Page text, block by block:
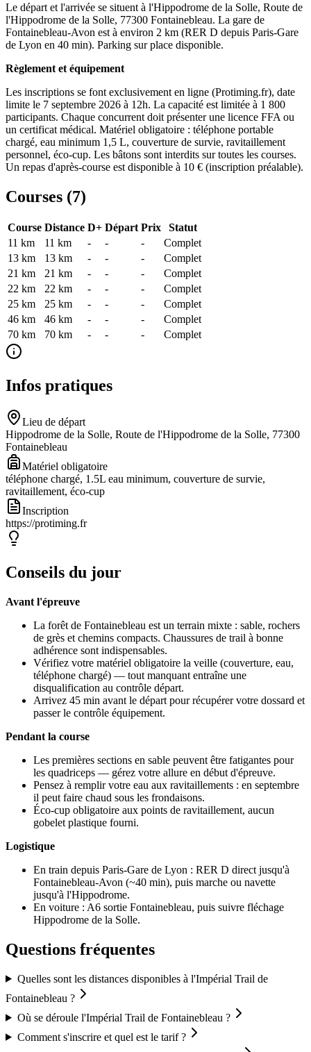
Le départ et l'arrivée se situent à l'Hippodrome de la Solle, Route de
l'Hippodrome de la Solle, 77300 Fontainebleau. La gare de
Fontainebleau-Avon est à environ 2 km (RER D depuis Paris-Gare
de Lyon en 40 min). Parking sur place disponible.
Règlement et équipement
Les inscriptions se font exclusivement en ligne (Protiming.fr), date
limite le 7 septembre 2026 à 12h. La capacité est limitée à 1 800
participants. Chaque concurrent doit présenter une licence FFA ou
un certificat médical. Matériel obligatoire : téléphone portable
chargé, eau minimum 1,5 L, couverture de survie, ravitaillement
personnel, éco-cup. Les bâtons sont interdits sur toutes les courses.
Un repas d'après-course est disponible à 10 € (inscription préalable).
Courses (7)
Course Distance D+ Départ Prix
Statut
11 km
11 km - - -
Complet
13 km
13 km - - -
Complet
21 km
21 km - - -
Complet
22 km
22 km - - -
Complet
25 km
25 km - - -
Complet
46 km
46 km - - -
Complet
70 km
70 km - - - Complet
Infos pratiques
Lieu de départ
Hippodrome de la Solle, Route de l'Hippodrome de la Solle, 77300
Fontainebleau
Matériel obligatoire
téléphone chargé, 1.5L eau minimum, couverture de survie,
ravitaillement, éco-cup
Inscription
https://protiming.fr
Conseils du jour
Avant l'épreuve
La forêt de Fontainebleau est un terrain mixte : sable, rochers
de grès et chemins compacts. Chaussures de trail à bonne
adhérence sont indispensables.
Vérifiez votre matériel obligatoire la veille (couverture, eau,
téléphone chargé) — tout manquant entraîne une
disqualification au contrôle départ.
Arrivez 45 min avant le départ pour récupérer votre dossard et
passer le contrôle équipement.
Pendant la course
Les premières sections en sable peuvent être fatigantes pour
les quadriceps — gérez votre allure en début d'épreuve.
Pensez à remplir votre eau aux ravitaillements : en septembre
il peut faire chaud sous les frondaisons.
Éco-cup obligatoire aux points de ravitaillement, aucun
gobelet plastique fourni.
Logistique
En train depuis Paris-Gare de Lyon : RER D direct jusqu'à
Fontainebleau-Avon (~40 min), puis marche ou navette
jusqu'à l'Hippodrome.
En voiture : A6 sortie Fontainebleau, puis suivre fléchage
Hippodrome de la Solle.
Questions fréquentes
Quelles sont les distances disponibles à l'Impérial Trail de
Fontainebleau ?
Où se déroule l'Impérial Trail de Fontainebleau ?
Comment s'inscrire et quel est le tarif ?